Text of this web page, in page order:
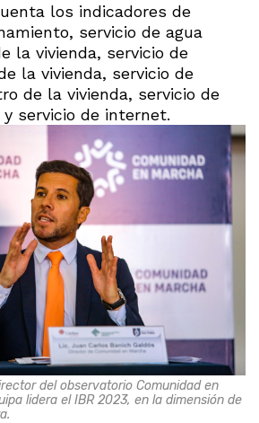
los indicadores de
servicio de agua
la vivienda, servicio de
la vivienda, servicio de
de la vivienda, servicio de
servicio de internet.
del observatorio Comunidad en
lidera el IBR 2023, en la dimensión de